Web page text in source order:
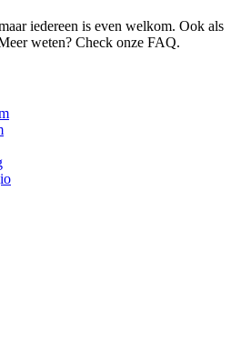
iedereen is even welkom. Ook als
weten? Check onze FAQ.